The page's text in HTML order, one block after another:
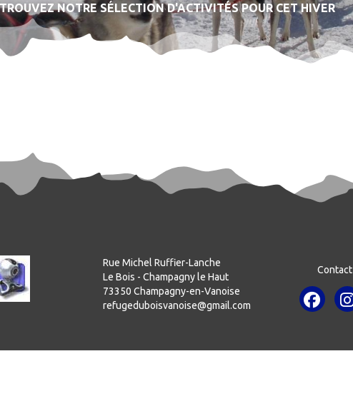
NOTRE SÉLECTION D'ACTIVITÉS POUR CET HIVER
Rue Michel Ruffier-Lanche
Le Bois - Champagny le Haut
73350 Champagny-en-Vanoise
refugeduboisvanoise@gmail.com
Contact